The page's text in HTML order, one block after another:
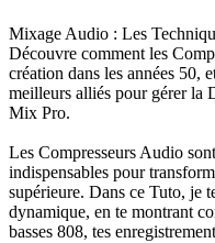
Mixage Audio : Les
Découvre comment les
création dans les années 50,
meilleurs alliés pour gérer la
Mix Pro.
Les Compresseurs Audio
indispensables pour
supérieure. Dans ce Tuto, je
dynamique, en te montrant
basses 808, tes